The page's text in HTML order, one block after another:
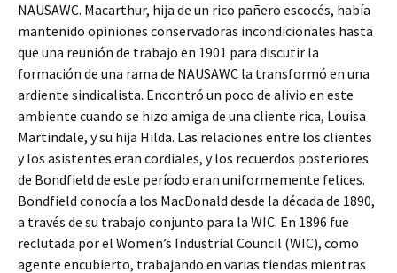
NAUSAWC. Macarthur, hija de un rico pañero escocés, había
mantenido opiniones conservadoras incondicionales hasta
que una reunión de trabajo en 1901 para discutir la
formación de una rama de NAUSAWC la transformó en una
ardiente sindicalista. Encontró un poco de alivio en este
ambiente cuando se hizo amiga de una cliente rica, Louisa
Martindale, y su hija Hilda. Las relaciones entre los clientes
y los asistentes eran cordiales, y los recuerdos posteriores
de Bondfield de este período eran uniformemente felices.
Bondfield conocía a los MacDonald desde la década de 1890,
a través de su trabajo conjunto para la WIC. En 1896 fue
reclutada por el Women’s Industrial Council (WIC), como
agente encubierto, trabajando en varias tiendas mientras